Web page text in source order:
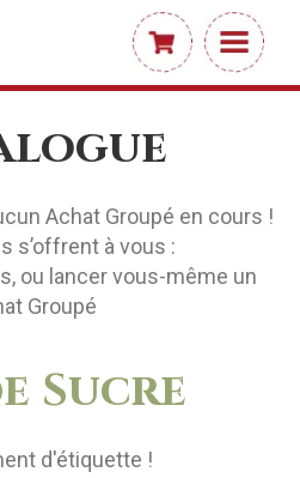
Achat Groupé en cours !
s’offrent à vous :
ou lancer vous-même un
Groupé
Sucre
d'étiquette !